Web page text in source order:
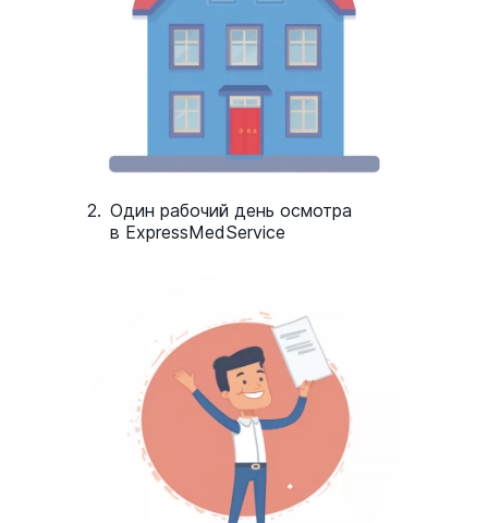
2. Один рабочий день осмотра
в ExpressMedService